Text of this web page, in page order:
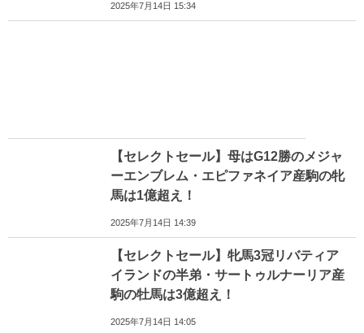
2025年7月14日 15:34
【セレクトセール】母はG12勝のメジャ
ーエンブレム・エピファネイア産駒の牝
馬は1億超え！
2025年7月14日 14:39
【セレクトセール】牝馬3冠リバティア
イランドの半弟・サートゥルナーリア産
駒の牡馬は3億超え！
2025年7月14日 14:05